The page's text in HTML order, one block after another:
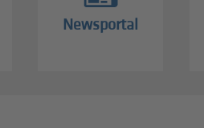
Newsportal